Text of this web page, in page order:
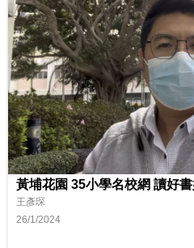
黃埔花園 35小學名校網 讀好
王彥琛
26/1/2024